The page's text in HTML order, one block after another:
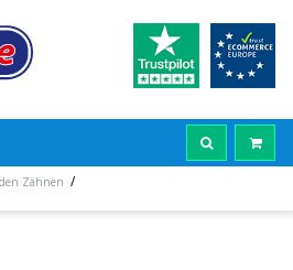
Zähnen /